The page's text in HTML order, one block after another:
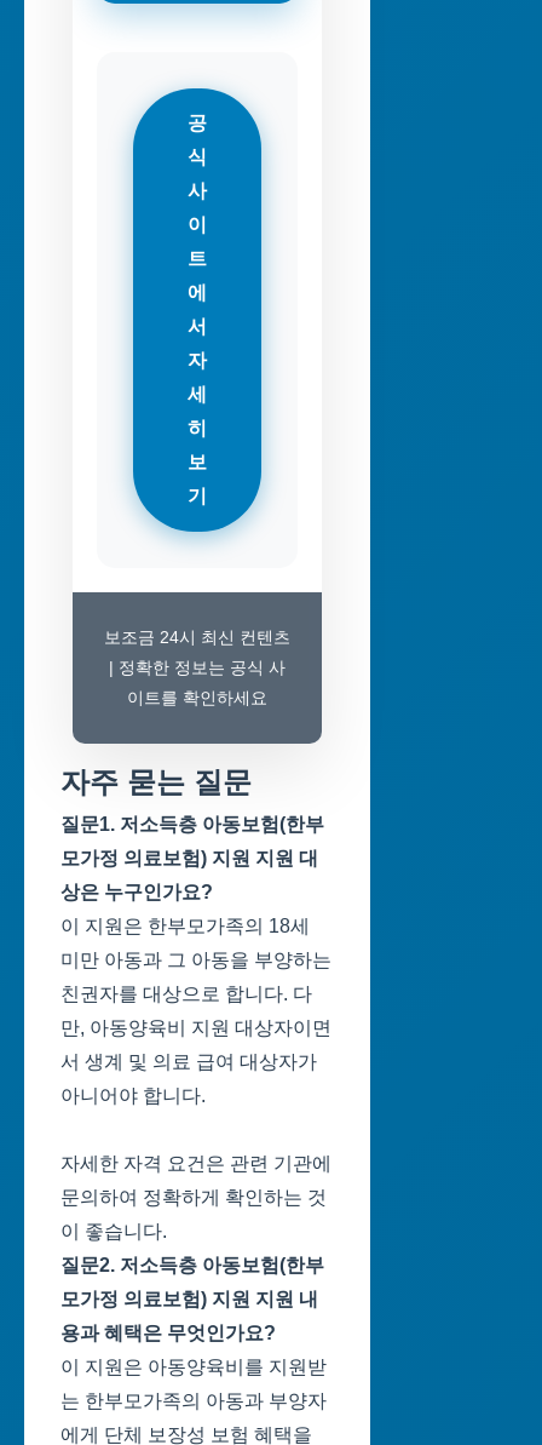
공
식
사
이
트
에
서
자
세
히
보
기
보조금 24시 최신 컨텐츠
| 정확한 정보는 공식 사
이트를 확인하세요
자주 묻는 질문
질문1. 저소득층 아동보험(한부
모가정 의료보험) 지원 지원 대
상은 누구인가요?
이 지원은 한부모가족의 18세
미만 아동과 그 아동을 부양하는
친권자를 대상으로 합니다. 다
만, 아동양육비 지원 대상자이면
서 생계 및 의료 급여 대상자가
아니어야 합니다.
자세한 자격 요건은 관련 기관에
문의하여 정확하게 확인하는 것
이 좋습니다.
질문2. 저소득층 아동보험(한부
모가정 의료보험) 지원 지원 내
용과 혜택은 무엇인가요?
이 지원은 아동양육비를 지원받
는 한부모가족의 아동과 부양자
에게 단체 보장성 보험 혜택을